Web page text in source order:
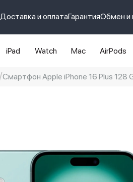
Доставка и оплатаГарантияОбмен и
iPad Watch Mac AirPods
Смартфон Apple iPhone 16 Plus 128